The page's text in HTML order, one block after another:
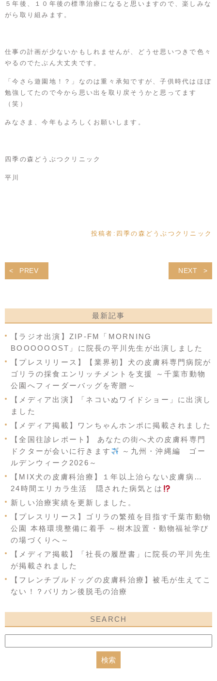
５年後、１０年後の標準治療になると思いますので、楽しみな
がら取り組みます。
仕事の計画が少ないかもしれませんが、どうせ思いつきで色々
やるのでたぶん大丈夫です。
「今さら遊園地！？」なのは重々承知ですが、子供時代はほぼ
勉強してたので今から思い出を取り戻そうかと思ってます
（笑）
みなさま、今年もよろしくお願いします。
四季の森どうぶつクリニック
平川
投稿者: 四季の森どうぶつクリニック
PREV NEXT
最新記事
【ラジオ出演】ZIP-FM「MORNING
BOOOOOOST」に院長の平川先生が出演しました
【プレスリリース】【業界初】犬の皮膚科専門病院が
ゴリラの採食エンリッチメントを支援 ～千葉市動物
公園へフィーダーバッグを寄贈～
【メディア出演】「ネコいぬワイドショー」に出演し
ました
【メディア掲載】ワンちゃんホンポに掲載されました
【全国往診レポート】 あなたの街へ犬の皮膚科専門
ドクターが会いに行きます
～九州・沖縄編 ゴー
ルデンウィーク2026～
【MIX犬の皮膚科治療】１年以上治らない皮膚病…
24時間エリカラ生活 隠された病気とは
新しい治療実績を更新しました。
【プレスリリース】ゴリラの繁殖を目指す千葉市動物
公園 本格環境整備に着手 ～樹木設置・動物福祉学び
の場づくりへ～
【メディア掲載】「社長の履歴書」に院長の平川先生
が掲載されました
【フレンチブルドッグの皮膚科治療】被毛が生えてこ
ない！？バリカン後脱毛の治療
SEARCH